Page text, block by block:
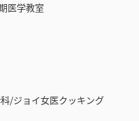
医学教室
/ジョイ女医クッキング